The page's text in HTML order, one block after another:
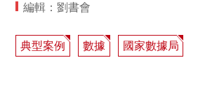
編輯：劉書會
典型案例 數據 國家數據局